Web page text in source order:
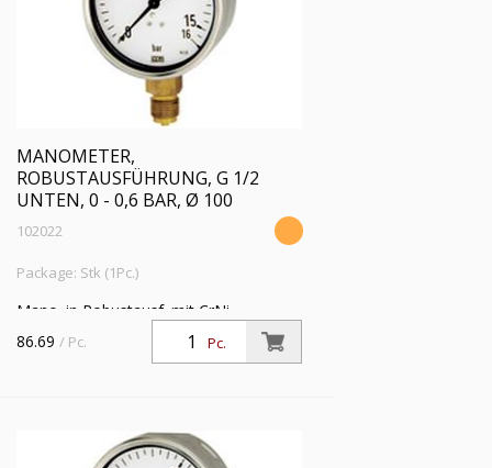
MANOMETER,
ROBUSTAUSFÜHRUNG, G 1/2
UNTEN, 0 - 0,6 BAR, Ø 100
102022
Package: Stk (1Pc.)
Mano. in Robustausf. mit CrNi-
Stahlgeh., Anschluss radial unten, G 1/2,
Typ 212.20, Güteklasse 1,0, Messber. 0
Pc.
86.69 / Pc.